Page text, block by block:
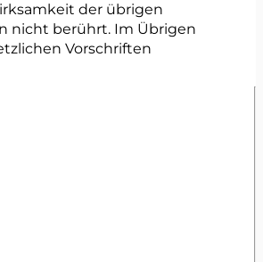
der übrigen
nicht berührt. Im Übrigen
Vorschriften